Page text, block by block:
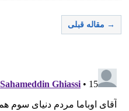
→ مقاله قبلی